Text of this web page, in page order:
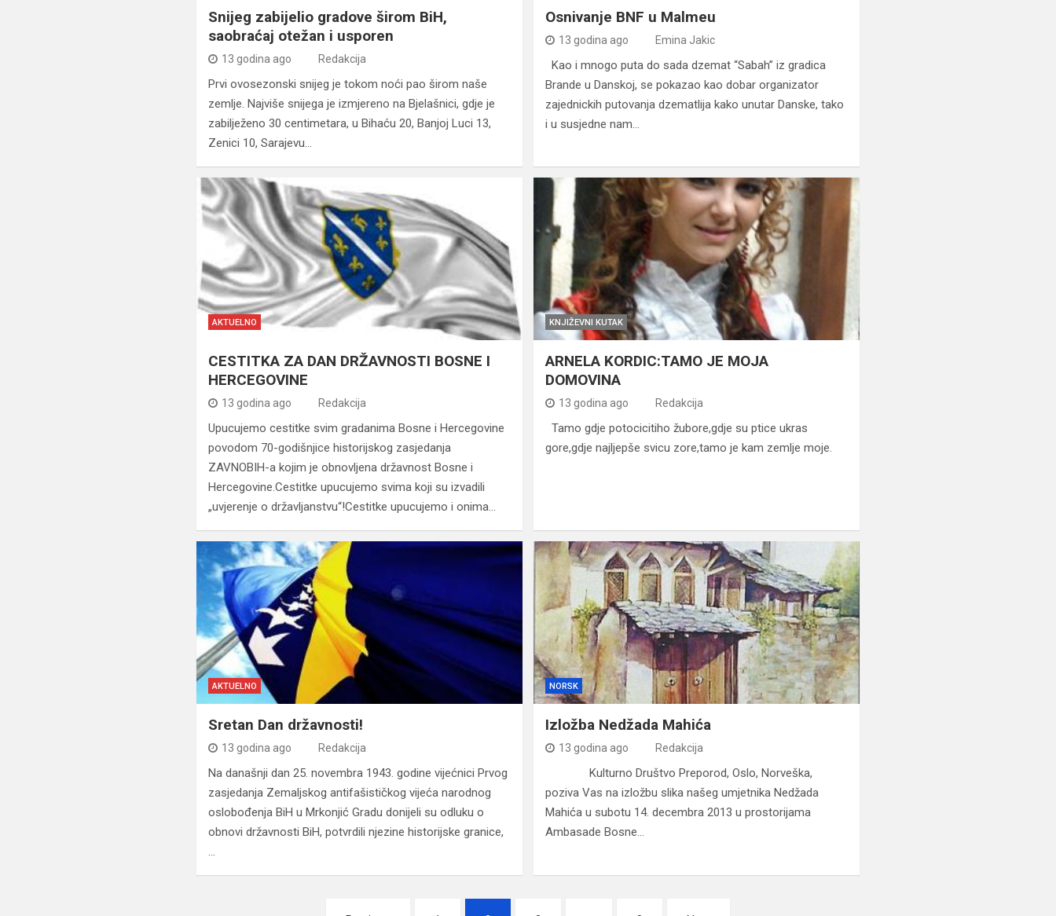
Snijeg zabijelio gradove širom BiH,
saobraćaj otežan i usporen
13 godina ago Redakcija
Prvi ovosezonski snijeg je tokom noći pao širom naše
zemlje. Najviše snijega je izmjereno na Bjelašnici, gdje je
zabilježeno 30 centimetara, u Bihaću 20, Banjoj Luci 13,
Zenici 10, Sarajevu…
Osnivanje BNF u Malmeu
13 godina ago Emina Jakic
Kao i mnogo puta do sada dzemat “Sabah” iz gradica
Brande u Danskoj, se pokazao kao dobar organizator
zajednickih putovanja dzematlija kako unutar Danske, tako
i u susjedne nam…
AKTUELNO
CESTITKA ZA DAN DRŽAVNOSTI BOSNE I
HERCEGOVINE
13 godina ago Redakcija
Upucujemo cestitke svim gradanima Bosne i Hercegovine
povodom 70-godišnjice historijskog zasjedanja
ZAVNOBIH-a kojim je obnovljena državnost Bosne i
Hercegovine.Cestitke upucujemo svima koji su izvadili
„uvjerenje o državljanstvu“!Cestitke upucujemo i onima…
KNJIŽEVNI KUTAK
ARNELA KORDIC:TAMO JE MOJA
DOMOVINA
13 godina ago Redakcija
Tamo gdje potocicitiho žubore,gdje su ptice ukras
gore,gdje najljepše svicu zore,tamo je kam zemlje moje.
AKTUELNO
Sretan Dan državnosti!
13 godina ago Redakcija
Na današnji dan 25. novembra 1943. godine vijećnici Prvog
zasjedanja Zemaljskog antifašističkog vijeća narodnog
oslobođenja BiH u Mrkonjić Gradu donijeli su odluku o
obnovi državnosti BiH, potvrdili njezine historijske granice,
…
NORSK
Izložba Nedžada Mahića
13 godina ago Redakcija
Kulturno Društvo Preporod, Oslo, Norveška,
poziva Vas na izložbu slika našeg umjetnika Nedžada
Mahića u subotu 14. decembra 2013 u prostorijama
Ambasade Bosne…